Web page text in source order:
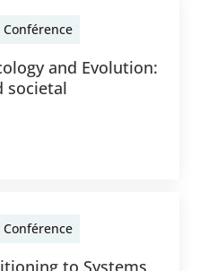
Conférence
and Evolution:
societal
Conférence
to Systems